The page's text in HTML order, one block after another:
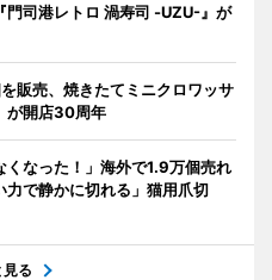
門司港レトロ 渦寿司 -UZU-』が
販売、焼きたてミニクロワッサ
が開店30周年
くなった！」海外で1.9万個売れ
で静かに切れる」猫用爪切
見る